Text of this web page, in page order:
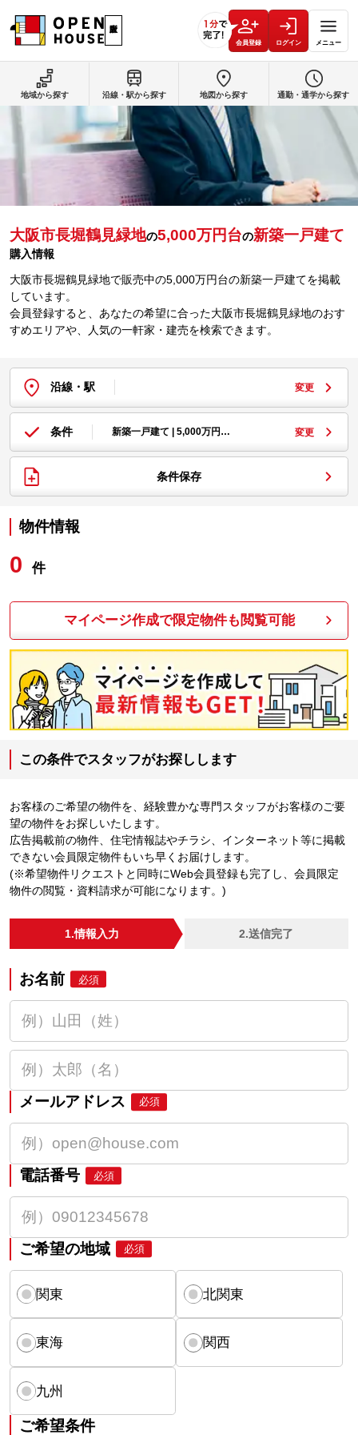
会員登録 ログイン メニュー
大阪市長堀鶴見緑地の5,000万円台の新築一戸建て
購入情報
大阪市長堀鶴見緑地で販売中の5,000万円台の新築一戸建てを掲載
しています。
会員登録すると、あなたの希望に合った大阪市長堀鶴見緑地のおす
すめエリアや、人気の一軒家・建売を検索できます。
沿線・駅 変更
条件 新築一戸建て | 5,000万円… 変更
条件保存
物件情報
0 件
マイページ作成で限定物件も閲覧可能
この条件でスタッフがお探しします
お客様のご希望の物件を、経験豊かな専門スタッフがお客様のご要
望の物件をお探しいたします。
広告掲載前の物件、住宅情報誌やチラシ、インターネット等に掲載
できない会員限定物件もいち早くお届けします。
(※希望物件リクエストと同時にWeb会員登録も完了し、会員限定
物件の閲覧・資料請求が可能になります。)
1.情報入力 2.送信完了
お名前 必須
メールアドレス 必須
電話番号 必須
ご希望の地域 必須
関東 北関東
東海 関西
九州
ご希望条件
地域から探す 沿線・駅から探す 地図から探す 通勤・通学から探す